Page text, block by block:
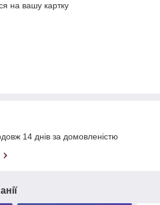
на вашу картку
14 днів за домовленістю